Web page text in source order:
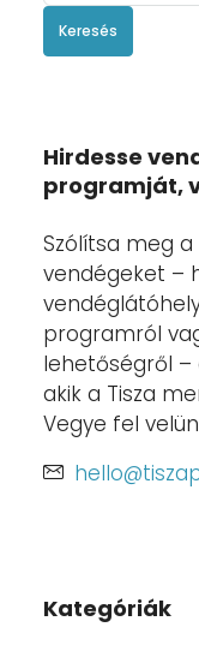
Keresés
Hirdesse
programját,
Szólítsa meg
vendégeket –
programról
lehetőségről –
akik a Tisza
Vegye fel
Kategóriák